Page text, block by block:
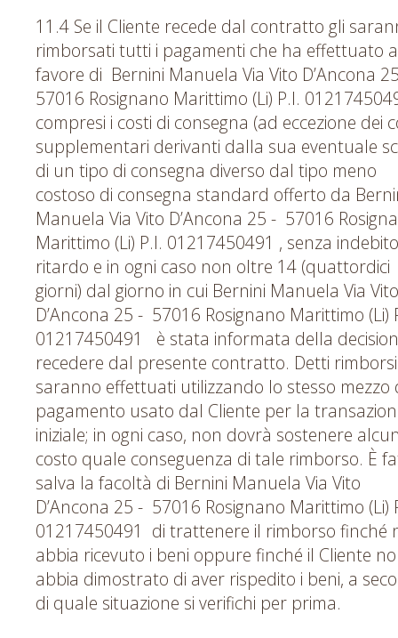
11.4 Se il Cliente recede dal contratto gli
rimborsati tutti i pagamenti che ha effettuato a
favore di Bernini Manuela Via Vito D’Ancona
57016 Rosignano Marittimo (Li) P.I.
compresi i costi di consegna (ad eccezione dei
supplementari derivanti dalla sua eventuale
di un tipo di consegna diverso dal tipo meno
costoso di consegna standard offerto da
Manuela Via Vito D’Ancona 25 - 57016
Marittimo (Li) P.I. 01217450491 , senza indebito
ritardo e in ogni caso non oltre 14 (quattordici
giorni) dal giorno in cui Bernini Manuela Via Vito
D’Ancona 25 - 57016 Rosignano Marittimo (Li)
01217450491 è stata informata della
recedere dal presente contratto. Detti rimborsi
saranno effettuati utilizzando lo stesso mezzo
pagamento usato dal Cliente per la
iniziale; in ogni caso, non dovrà sostenere
costo quale conseguenza di tale rimborso. È
salva la facoltà di Bernini Manuela Via Vito
D’Ancona 25 - 57016 Rosignano Marittimo (Li)
01217450491 di trattenere il rimborso finché
abbia ricevuto i beni oppure finché il Cliente
abbia dimostrato di aver rispedito i beni, a
di quale situazione si verifichi per prima.